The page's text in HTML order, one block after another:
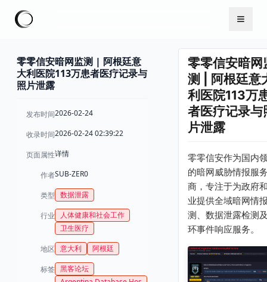
零零信安暗网监测 | 阿根廷意
大利医院113万患者医疗记录与
照片泄露
发布时间2026-02-24
收录时间2026-02-24 02:39:22
页面属性详情
作者SUB-ZER0
类型 数据泄露
行业
人体健康和社会工作
卫生医疗
地区 意大利 阿根廷
标签 黑客论坛
零零信安暗网
测 | 阿根廷意
利医院113万
者医疗记录与
片泄露
零零信安作为国内
的暗网威胁情报服
商，专注于为政府
业提供全域暗网情
测、数据泄露检测
环事件响应服务。